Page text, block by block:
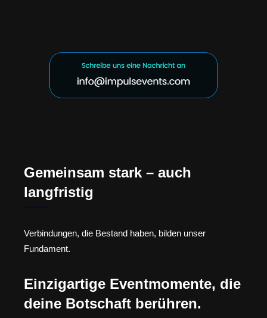
Gemeinsam stark – auch
langfristig
Verbindungen, die Bestand haben, bilden unser
Fundament.
Einzigartige Eventmomente, die
deine Botschaft berühren.